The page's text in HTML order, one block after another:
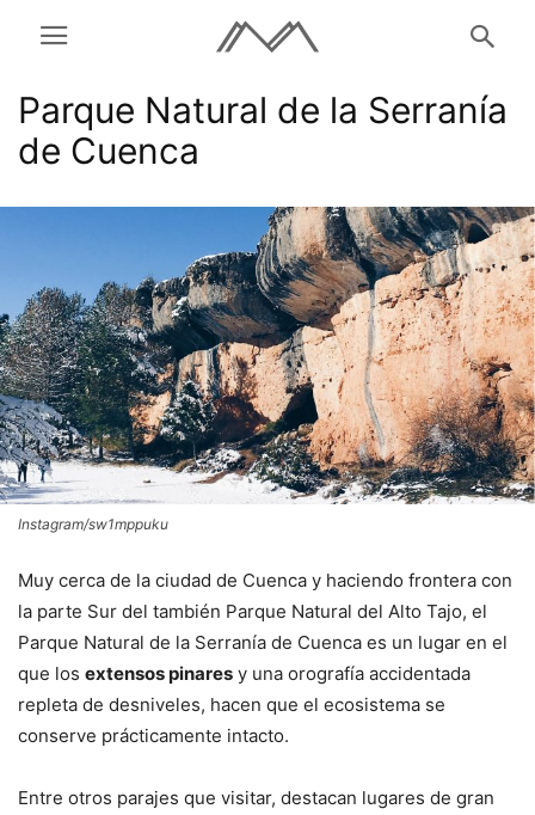
Parque Natural de la Serranía
de Cuenca
Instagram/sw1mppuku
Muy cerca de la ciudad de Cuenca y haciendo frontera con
la parte Sur del también Parque Natural del Alto Tajo, el
Parque Natural de la Serranía de Cuenca es un lugar en el
que los extensos pinares y una orografía accidentada
repleta de desniveles, hacen que el ecosistema se
conserve prácticamente intacto.
Entre otros parajes que visitar, destacan lugares de gran